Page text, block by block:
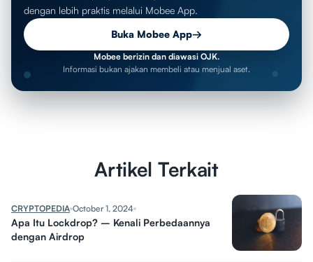
dengan lebih praktis melalui Mobee App.
Buka Mobee App→
Mobee berizin dan diawasi OJK.
Informasi bukan ajakan membeli atau menjual aset.
Artikel Terkait
CRYPTOPEDIA October 1, 2024
Apa Itu Lockdrop? – Kenali Perbedaannya
dengan Airdrop